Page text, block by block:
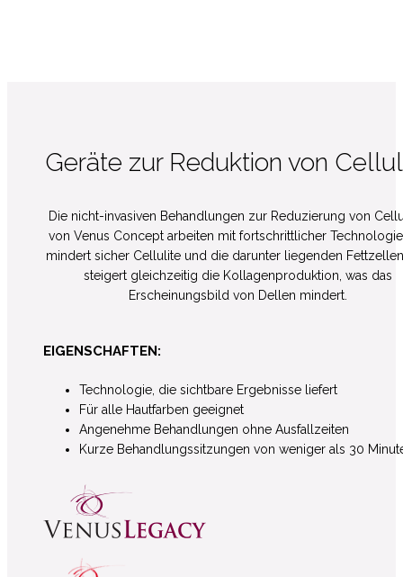
Geräte zur Reduktion von
Die nicht-invasiven Behandlungen zur Reduzierung von
von Venus Concept arbeiten mit fortschrittlicher
mindert sicher Cellulite und die darunter liegenden
steigert gleichzeitig die Kollagenproduktion, was das
Erscheinungsbild von Dellen mindert.
EIGENSCHAFTEN:
Technologie, die sichtbare Ergebnisse liefert
Für alle Hautfarben geeignet
Angenehme Behandlungen ohne Ausfallzeiten
Kurze Behandlungssitzungen von weniger als 30